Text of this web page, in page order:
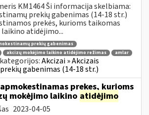
KM1464 Ši informacija skelbiama:
prekių gabenimas (14-18 str.)
prekės, kurioms taikomas
atidėjimo...
prekių gabenimas
akcizų mokėjimo laikino atidėjimo režimas amlar
Akcizai » Akcizais
gabenimas (14-18 str.)
prekes, kurioms
mokėjimo laikino atidėjimo
2023-04-05